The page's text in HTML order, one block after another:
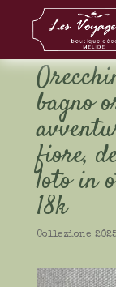
bagno
fiore,
loto in
18k
Collezione 2025